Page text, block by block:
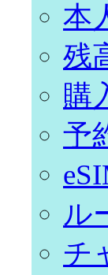
本
残
購
予
ル
チ